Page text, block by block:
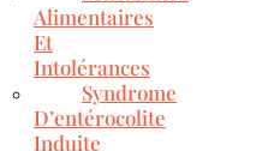
Alimentaires
Et
Intolérances
Syndrome
D’entérocolite
Induite